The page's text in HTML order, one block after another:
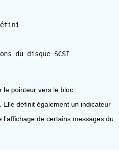
du disque SCSI
le pointeur vers le bloc
Elle définit également un indicateur
l'affichage de certains messages du